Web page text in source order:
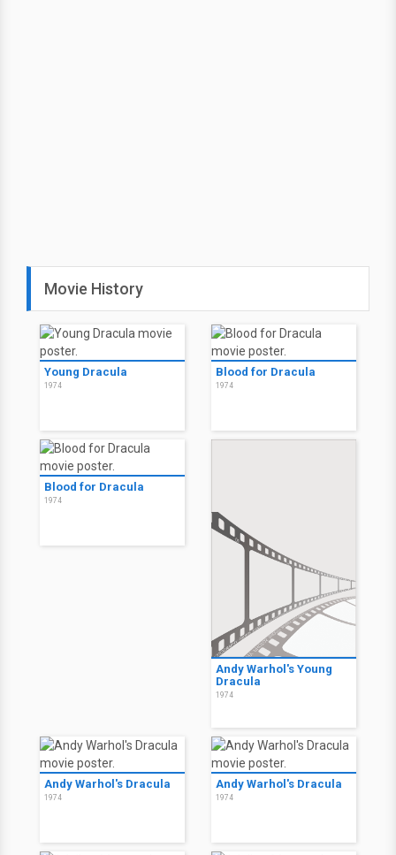
Movie History
Young Dracula
1974
Blood for Dracula
1974
Blood for Dracula
1974
Andy Warhol's Young
Dracula
1974
Andy Warhol's Dracula
1974
Andy Warhol's Dracula
1974